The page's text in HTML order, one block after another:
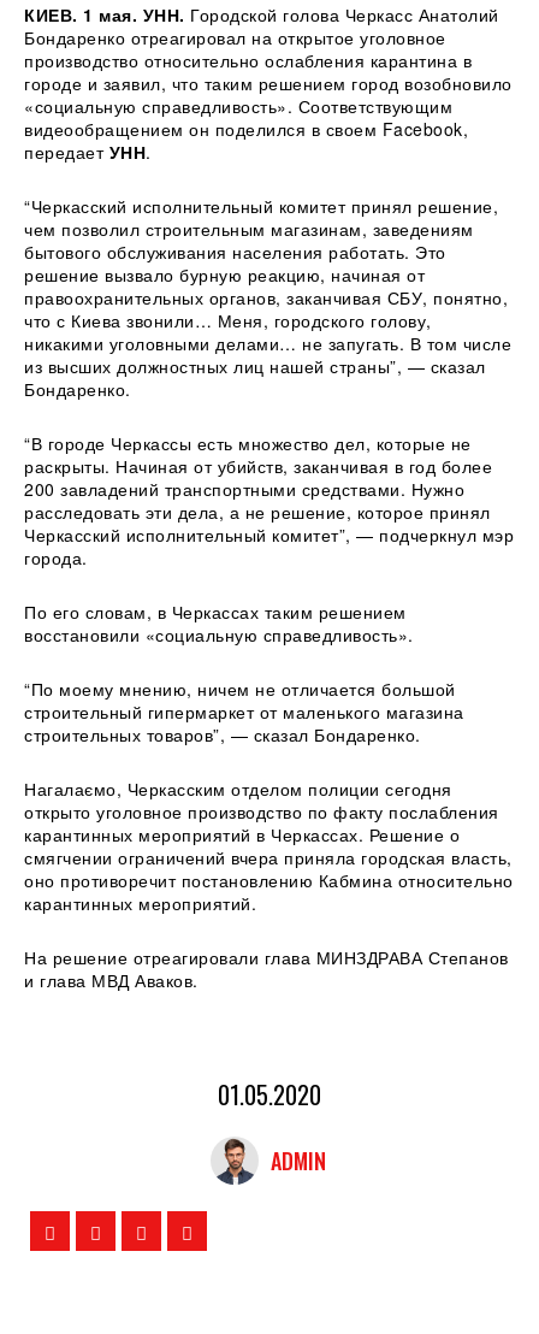
КИЕВ. 1 мая. УНН. Городской голова Черкасс Анатолий
Бондаренко отреагировал на открытое уголовное
производство относительно ослабления карантина в
городе и заявил, что таким решением город возобновило
«социальную справедливость». Соответствующим
видеообращением он поделился в своем Facebook,
передает УНН.
“Черкасский исполнительный комитет принял решение,
чем позволил строительным магазинам, заведениям
бытового обслуживания населения работать. Это
решение вызвало бурную реакцию, начиная от
правоохранительных органов, заканчивая СБУ, понятно,
что с Киева звонили… Меня, городского голову,
никакими уголовными делами… не запугать. В том числе
из высших должностных лиц нашей страны”, — сказал
Бондаренко.
“В городе Черкассы есть множество дел, которые не
раскрыты. Начиная от убийств, заканчивая в год более
200 завладений транспортными средствами. Нужно
расследовать эти дела, а не решение, которое принял
Черкасский исполнительный комитет”, — подчеркнул мэр
города.
По его словам, в Черкассах таким решением
восстановили «социальную справедливость».
“По моему мнению, ничем не отличается большой
строительный гипермаркет от маленького магазина
строительных товаров”, — сказал Бондаренко.
Нагалаємо, Черкасским отделом полиции сегодня
открыто уголовное производство по факту послабления
карантинных мероприятий в Черкассах. Решение о
смягчении ограничений вчера приняла городская власть,
оно противоречит постановлению Кабмина относительно
карантинных мероприятий.
На решение отреагировали глава МИНЗДРАВА Степанов
и глава МВД Аваков.
01.05.2020
ADMIN